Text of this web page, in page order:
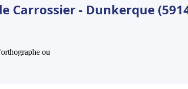
Carrossier - Dunkerque
ou